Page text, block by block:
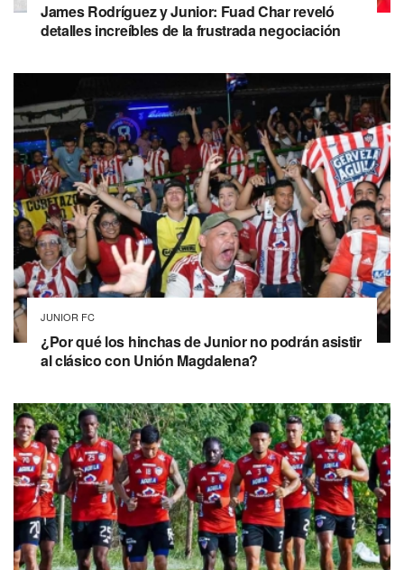
James Rodríguez y Junior: Fuad Char reveló
detalles increíbles de la frustrada negociación
JUNIOR FC
¿Por qué los hinchas de Junior no podrán asistir
al clásico con Unión Magdalena?